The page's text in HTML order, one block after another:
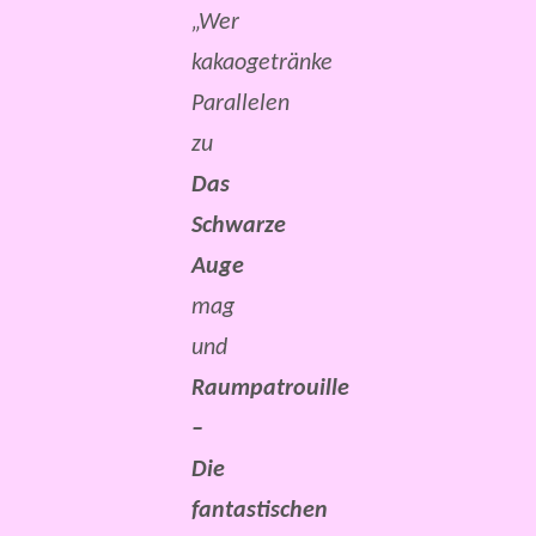
„Wer
kakaogetränke
Parallelen
zu
Das
Schwarze
Auge
mag
und
Raumpatrouille
–
Die
fantastischen